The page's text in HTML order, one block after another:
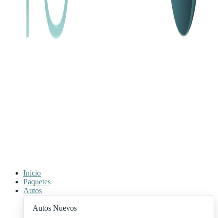
Inicio
Paquetes
Autos
Autos Nuevos